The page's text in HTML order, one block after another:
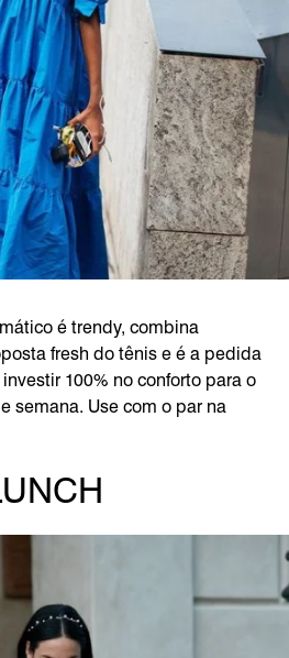
é trendy, combina
fresh do tênis e é a pedida
100% no conforto para o
semana. Use com o par na